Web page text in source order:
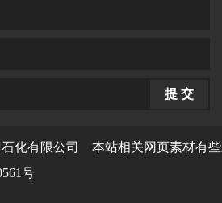
提 交
化有限公司 本站相关网页素材有
号